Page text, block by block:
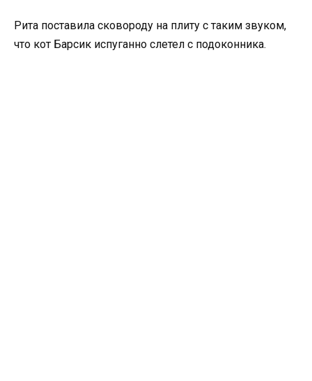
Рита поставила сковороду на плиту с таким звуком,
что кот Барсик испуганно слетел с подоконника.